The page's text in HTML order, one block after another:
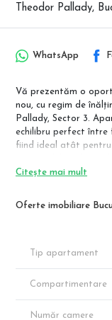
Theodor Pallady,
Oferte imobiliare
WhatsApp
Vă prezentăm o
nou, cu regim de
Pallady, Sector 3.
echilibru perfect între
fiind ideal atât
utilă interioară de
Living: 19.64 mp
Bucătărie (închisă):
Hol: 8.43 mp
Baie 1: 4.66 mp
Citește mai mult
Tip apartament
Compartimentare
Număr camere